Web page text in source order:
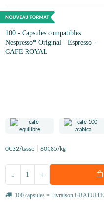
100 - Capsules compatibles
Nespresso* Original - Espresso -
CAFE ROYAL
0€32/tasse 60€85/kg
+
-
100 capsules = Livraison GRATUITE